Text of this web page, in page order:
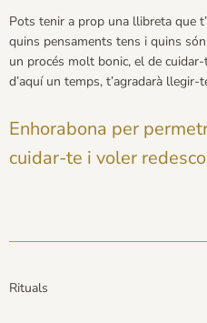
Pots tenir a prop una llibreta que
quins pensaments tens i quins
un procés molt bonic, el de
d’aquí un temps, t’agradarà llegir-
Enhorabona per
cuidar-te i voler
Rituals